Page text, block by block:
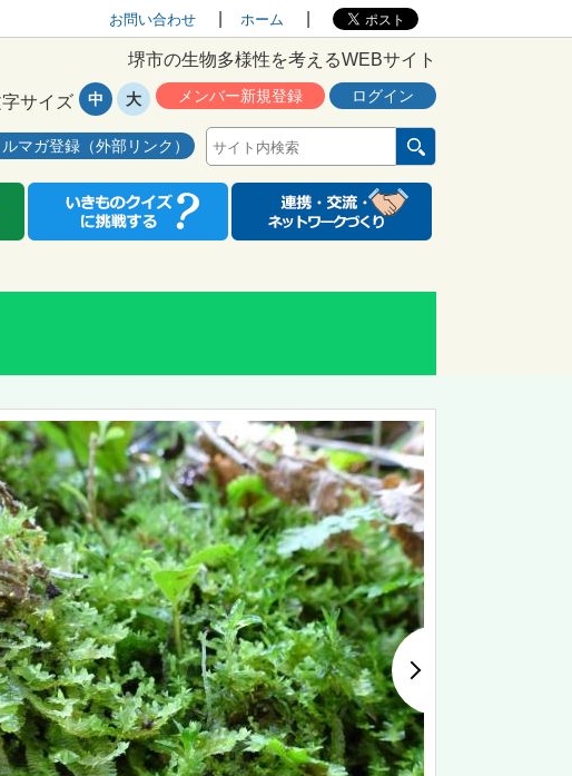
お問い合わせ ホーム
堺市の生物多様性を考えるWEBサイト
ルマガ登録（外部リンク）
メンバー新規登録 ログイン
サイズ 中 大